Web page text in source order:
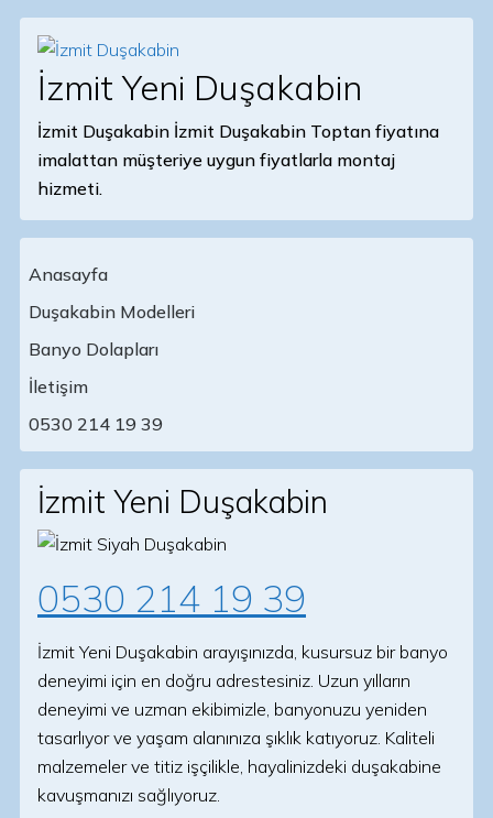
İzmit Yeni Duşakabin
İzmit Duşakabin İzmit Duşakabin Toptan fiyatına
imalattan müşteriye uygun fiyatlarla montaj
hizmeti.
Main Navigation
Anasayfa
Duşakabin Modelleri
Banyo Dolapları
İletişim
0530 214 19 39
İzmit Yeni Duşakabin
0530 214 19 39
İzmit Yeni Duşakabin arayışınızda, kusursuz bir banyo
deneyimi için en doğru adrestesiniz. Uzun yılların
deneyimi ve uzman ekibimizle, banyonuzu yeniden
tasarlıyor ve yaşam alanınıza şıklık katıyoruz. Kaliteli
malzemeler ve titiz işçilikle, hayalinizdeki duşakabine
kavuşmanızı sağlıyoruz.